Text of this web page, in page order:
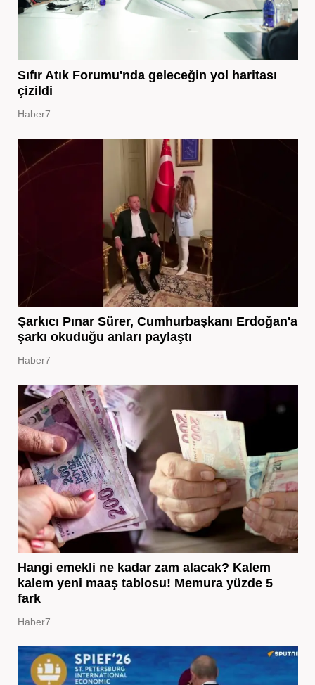
Sıfır Atık Forumu'nda geleceğin yol haritası
çizildi
Haber7
Şarkıcı Pınar Sürer, Cumhurbaşkanı Erdoğan'a
şarkı okuduğu anları paylaştı
Haber7
Hangi emekli ne kadar zam alacak? Kalem
kalem yeni maaş tablosu! Memura yüzde 5
fark
Haber7